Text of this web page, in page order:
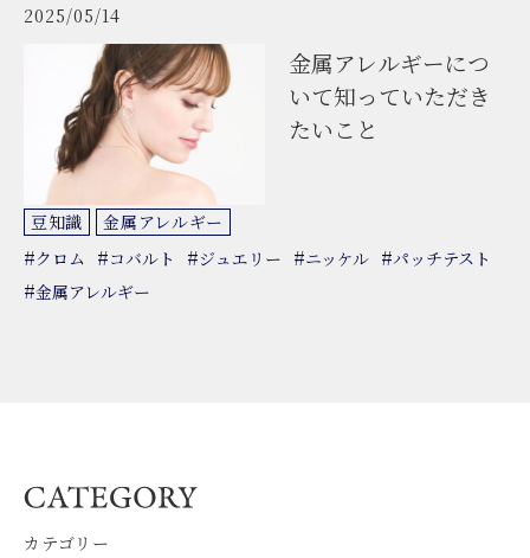
2025/05/14
金属アレルギーにつ
いて知っていただき
たいこと
豆知識 金属アレルギー
#クロム #コバルト #ジュエリー #ニッケル #パッチテスト
#金属アレルギー
カテゴリー